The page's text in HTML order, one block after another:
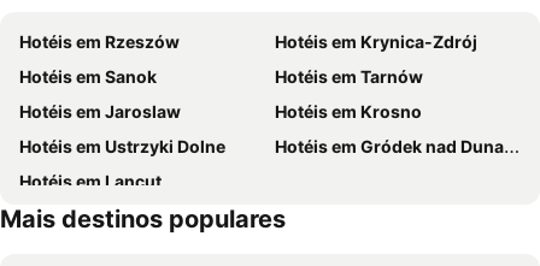
Nowe Miasto
Grunwaldzka
Hotéis em Rzeszów
Hotéis em Krynica-Zdrój
Hotéis em Sanok
Hotéis em Tarnów
Hotéis em Jaroslaw
Hotéis em Krosno
Hotéis em Ustrzyki Dolne
Hotéis em Gródek nad Dunajcem
Hotéis em Lancut
Mais destinos populares